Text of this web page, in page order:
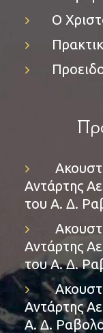
Ο
Αντάρτης
του Α. Δ.
Αντάρτης
του Α. Δ.
Αντάρτης
Α. Δ.